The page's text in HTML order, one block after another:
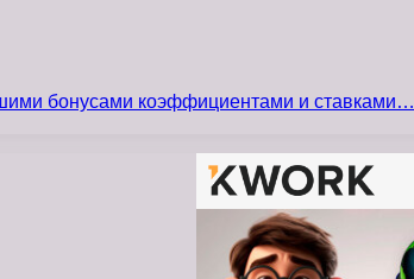
бонусами коэффициентами и ставками…